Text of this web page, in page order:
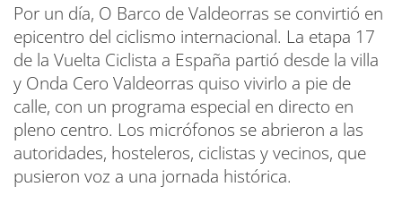
Por un día, O Barco de Valdeorras se convirtió en
epicentro del ciclismo internacional. La etapa 17
de la Vuelta Ciclista a España partió desde la villa
y Onda Cero Valdeorras quiso vivirlo a pie de
calle, con un programa especial en directo en
pleno centro. Los micrófonos se abrieron a las
autoridades, hosteleros, ciclistas y vecinos, que
pusieron voz a una jornada histórica.